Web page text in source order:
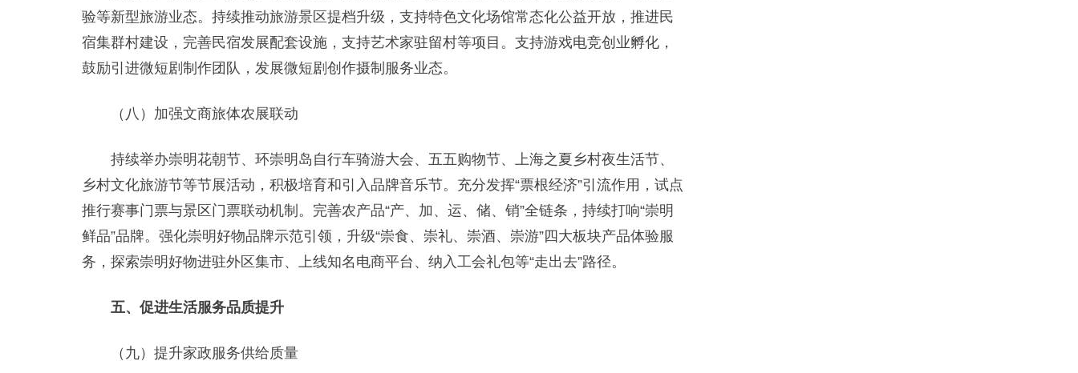
验等新型旅游业态。持续推动旅游景区提档升级，支持特色文化场馆常态化公益开放，推进民
宿集群村建设，完善民宿发展配套设施，支持艺术家驻留村等项目。支持游戏电竞创业孵化，
鼓励引进微短剧制作团队，发展微短剧创作摄制服务业态。
（八）加强文商旅体农展联动
持续举办崇明花朝节、环崇明岛自行车骑游大会、五五购物节、上海之夏乡村夜生活节、
乡村文化旅游节等节展活动，积极培育和引入品牌音乐节。充分发挥“票根经济”引流作用，试点
推行赛事门票与景区门票联动机制。完善农产品“产、加、运、储、销”全链条，持续打响“崇明
鲜品”品牌。强化崇明好物品牌示范引领，升级“崇食、崇礼、崇酒、崇游”四大板块产品体验服
务，探索崇明好物进驻外区集市、上线知名电商平台、纳入工会礼包等“走出去”路径。
五、促进生活服务品质提升
（九）提升家政服务供给质量